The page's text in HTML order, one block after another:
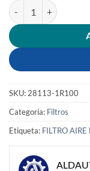
FILTRO AIRE
SKU:28113-1R100
Categoría: Filtros
Etiqueta: FILTRO